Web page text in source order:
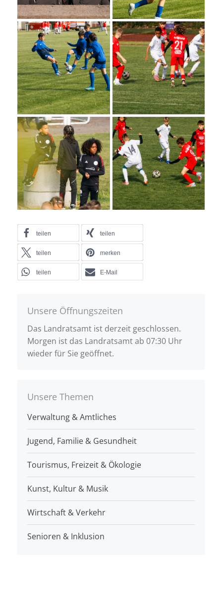
teilen teilen
teilen merken
teilen E-Mail
Unsere Öffnungszeiten
Das Landratsamt ist derzeit geschlossen.
Morgen ist das Landratsamt ab 07:30 Uhr
wieder für Sie geöffnet.
Unsere Themen
Verwaltung & Amtliches
Jugend, Familie & Gesundheit
Tourismus, Freizeit & Ökologie
Kunst, Kultur & Musik
Wirtschaft & Verkehr
Senioren & Inklusion